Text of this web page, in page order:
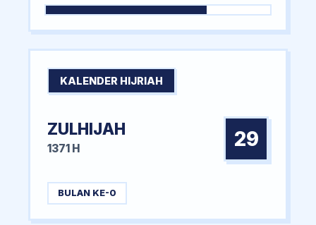
KALENDER HIJRIAH
ZULHIJAH
1371 H 29
BULAN KE-0